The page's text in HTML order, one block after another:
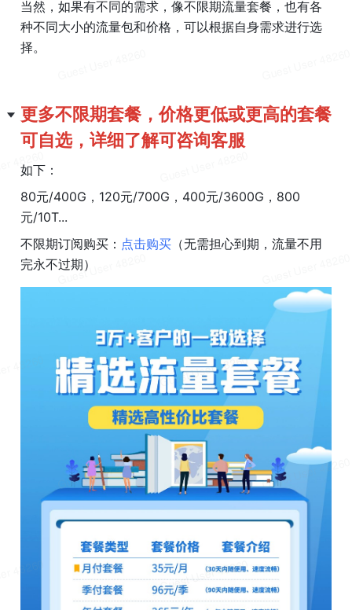
当然，如果有不同的需求，像不限期流量套餐，也有各
种不同大小的流量包和价格，可以根据自身需求进行选
择。
更多不限期套餐，价格更低或更高的套餐
可自选，详细了解可咨询客服
如下：
80元/400G，120元/700G，400元/3600G，800
元/10T...
不限期订阅购买： 点击购买 （无需担心到期，流量不用
完永不过期）